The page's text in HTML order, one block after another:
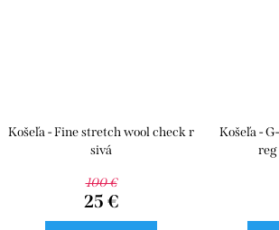
Košeľa - Fine stretch wool check r
sivá
100 €
25 €
Košeľa -